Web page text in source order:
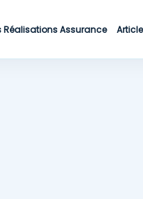
Réalisations Assurance